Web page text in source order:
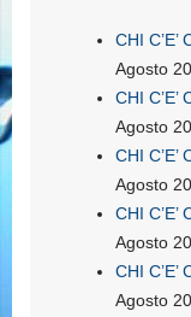
CHI C’E’
Agosto
CHI C’E’
Agosto
CHI C’E’
Agosto
CHI C’E’
Agosto
CHI C’E’
Agosto